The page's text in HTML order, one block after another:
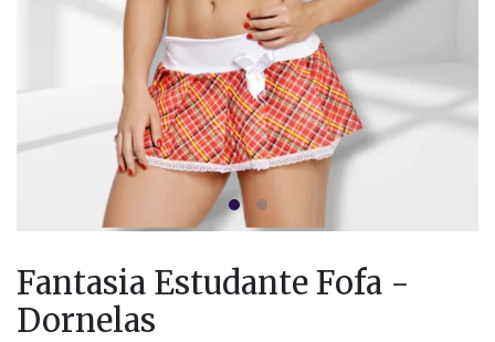
Fantasia Estudante Fofa -
Dornelas